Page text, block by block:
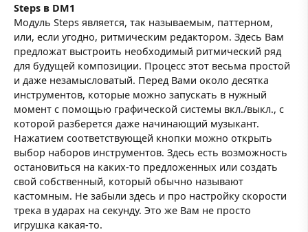
Steps в DM1
Модуль Steps является, так называемым, паттерном,
или, если угодно, ритмическим редактором. Здесь Вам
предложат выстроить необходимый ритмический ряд
для будущей композиции. Процесс этот весьма простой
и даже незамысловатый. Перед Вами около десятка
инструментов, которые можно запускать в нужный
момент с помощью графической системы вкл./выкл., с
которой разберется даже начинающий музыкант.
Нажатием соответствующей кнопки можно открыть
выбор наборов инструментов. Здесь есть возможность
остановиться на каких-то предложенных или создать
свой собственный, который обычно называют
кастомным. Не забыли здесь и про настройку скорости
трека в ударах на секунду. Это же Вам не просто
игрушка какая-то.